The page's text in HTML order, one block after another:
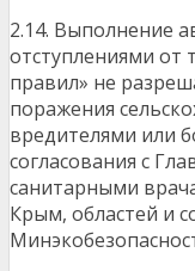
2.14. Выполнение
отступлениями от
правил» не
поражения
вредителями или
согласования с
санитарными
Крым, областей и